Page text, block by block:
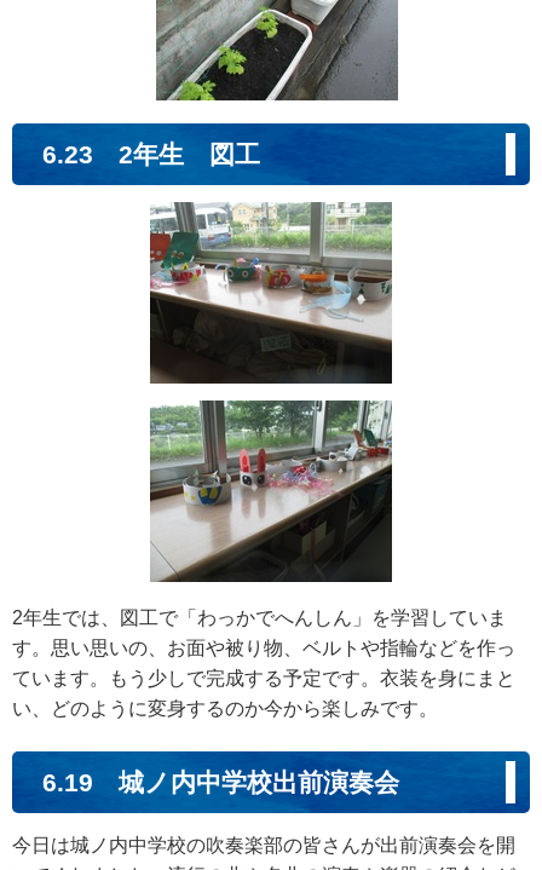
6.23 2年生 図工
2年生では、図工で「わっかでへんしん」を学習していま
す。思い思いの、お面や被り物、ベルトや指輪などを作っ
ています。もう少しで完成する予定です。衣装を身にまと
い、どのように変身するのか今から楽しみです。
6.19 城ノ内中学校出前演奏会
今日は城ノ内中学校の吹奏楽部の皆さんが出前演奏会を開